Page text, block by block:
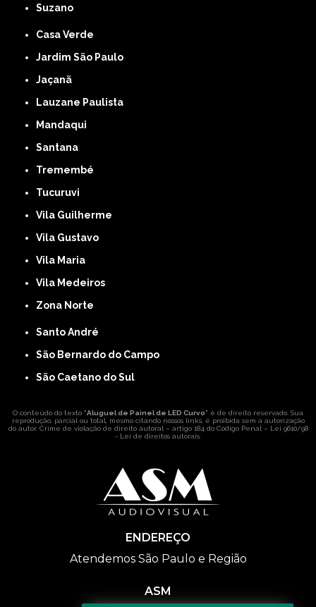
Suzano
Casa Verde
Jardim São Paulo
Jaçanã
Lauzane Paulista
Mandaqui
Santana
Tremembé
Tucuruvi
Vila Guilherme
Vila Gustavo
Vila Maria
Vila Medeiros
Zona Norte
Santo André
São Bernardo do Campo
São Caetano do Sul
O conteúdo do texto "Aluguel de Painel de LED Curvo" é de direito reservado. Sua
reprodução, parcial ou total, mesmo citando nossos links, é proibida sem a autorização
do autor. Crime de violação de direito autoral – artigo 184 do Código Penal – Lei 9610/98
- Lei de direitos autorais
ENDEREÇO
Atendemos São Paulo e Região
ASM